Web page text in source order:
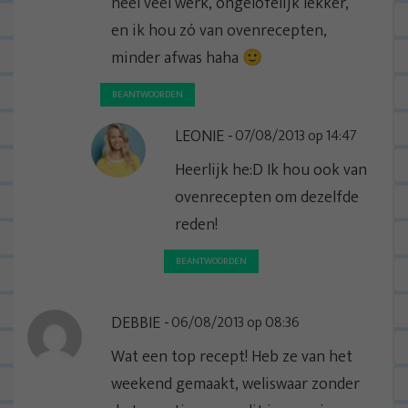
en ik hou zó van ovenrecepten,
minder afwas haha 🙂
BEANTWOORDEN
LEONIE 07/08/2013 op 14:47
Heerlijk he:D Ik hou ook van
ovenrecepten om dezelfde
reden!
BEANTWOORDEN
DEBBIE 06/08/2013 op 08:36
Wat een top recept! Heb ze van het
weekend gemaakt, weliswaar zonder